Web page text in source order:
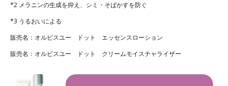
*2 メラニンの生成を抑え、シミ・そばかすを防ぐ
*3 うるおいによる
販売名：オルビスユー ドット エッセンスローション
販売名：オルビスユー ドット クリームモイスチャライザー